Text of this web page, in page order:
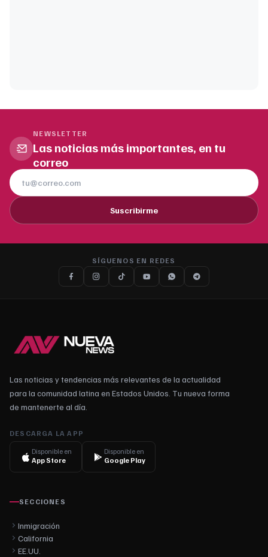
NEWSLETTER
Las noticias más importantes, en tu
correo
Suscribirme
SÍGUENOS EN REDES
Las noticias y tendencias más relevantes de la actualidad
para la comunidad latina en Estados Unidos. Tu nueva forma
de mantenerte al día.
DESCARGA LA APP
Disponible en
App Store
Disponible en
Google Play
SECCIONES
Inmigración
California
EE.UU.